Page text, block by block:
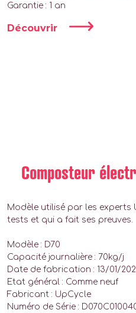
Garantie : 1 an
Découvrir
Composteur
Modèle utilisé par les experts
tests et qui a fait ses preuves.
Modèle : D70
Capacité journalière : 70kg/j
Date de fabrication : 13/01/
Etat général : Comme neuf
Fabricant : UpCycle
Numéro de Série :